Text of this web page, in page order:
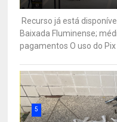
Recurso já está
Baixada Fluminense;
pagamentos O uso do Pix
5